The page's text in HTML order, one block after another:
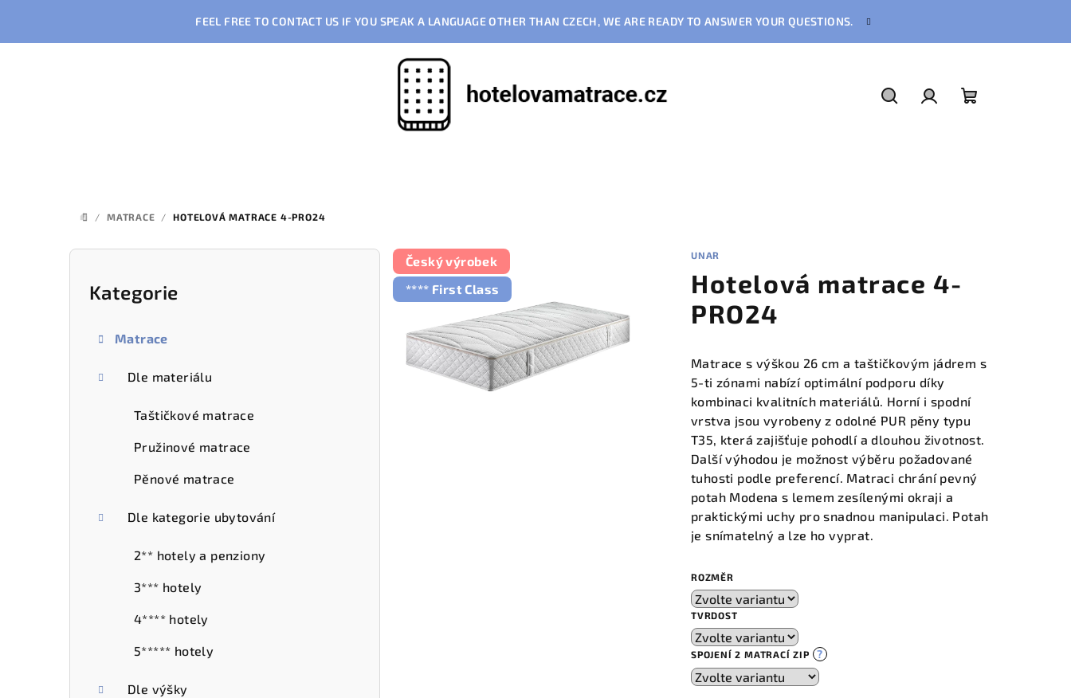
obsah
FEEL FREE TO CONTACT US IF YOU SPEAK A LANGUAGE OTHER THAN CZECH, WE ARE READY TO ANSWER YOUR QUESTIONS.
DOMŮ
/ MATRACE / HOTELOVÁ MATRACE 4-PRO24
P
Přeskočit
kategorie
Kategorie
Matrace
Dle materiálu
Taštičkové matrace
Pružinové matrace
Pěnové matrace
Dle kategorie ubytování
2** hotely a penziony
3*** hotely
4**** hotely
5***** hotely
Dle výšky
UNAR
Hotelová matrace 4-
PRO24
Matrace s výškou 26 cm a taštičkovým jádrem s
5-ti zónami nabízí optimální podporu díky
kombinaci kvalitních materiálů. Horní i spodní
vrstva jsou vyrobeny z odolné PUR pěny typu
T35, která zajišťuje pohodlí a dlouhou životnost.
Další výhodou je možnost výběru požadované
tuhosti podle preferencí. Matraci chrání pevný
potah Modena s lemem zesílenými okraji a
praktickými uchy pro snadnou manipulaci. Potah
je snímatelný a lze ho vyprat.
ROZMĚR
TVRDOST
SPOJENÍ 2 MATRACÍ ZIP ?
Český výrobek
**** First Class